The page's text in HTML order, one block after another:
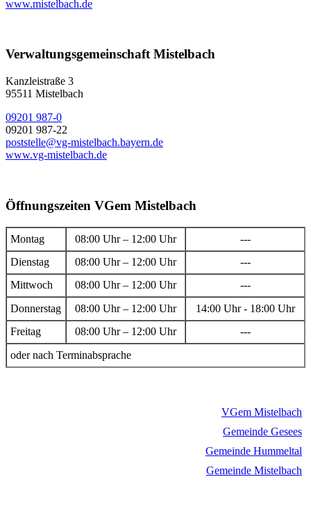
www.mistelbach.de
Verwaltungsgemeinschaft Mistelbach
Kanzleistraße 3
95511 Mistelbach
09201 987-0
09201 987-22
poststelle@vg-mistelbach.bayern.de
www.vg-mistelbach.de
Öffnungszeiten VGem Mistelbach
Montag 08:00 Uhr – 12:00 Uhr
---
Dienstag
08:00 Uhr – 12:00 Uhr
---
Mittwoch
08:00 Uhr – 12:00 Uhr
---
Donnerstag
08:00 Uhr – 12:00 Uhr
14:00 Uhr - 18:00 Uhr
Freitag
08:00 Uhr – 12:00 Uhr
---
oder nach Terminabsprache
VGem Mistelbach
Gemeinde Gesees
Gemeinde Hummeltal
Gemeinde Mistelbach